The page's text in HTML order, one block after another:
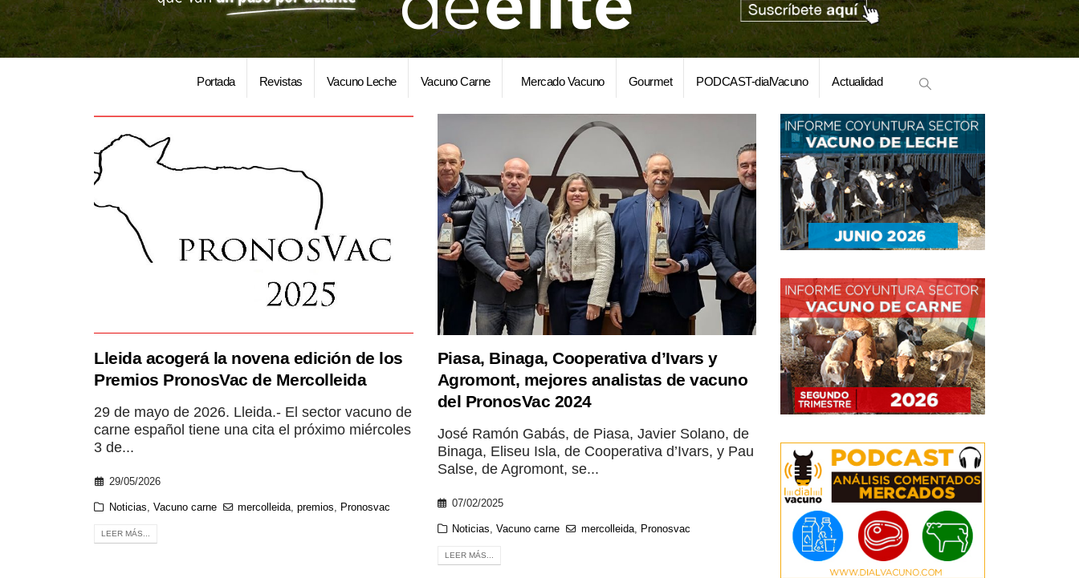
Portada Revistas Vacuno Leche Vacuno Carne Mercado Vacuno Gourmet PODCAST-dialVacuno Actualidad
Lleida acogerá la novena edición de los
Premios PronosVac de Mercolleida
29 de mayo de 2026. Lleida.- El sector vacuno de
carne español tiene una cita el próximo miércoles
3 de...
29/05/2026
Noticias, Vacuno carne mercolleida,premios, Pronosvac
LEER MÁS...
Piasa, Binaga, Cooperativa d’Ivars y
Agromont, mejores analistas de vacuno
del PronosVac 2024
José Ramón Gabás, de Piasa, Javier Solano, de
Binaga, Eliseu Isla, de Cooperativa d’Ivars, y Pau
Salse, de Agromont, se...
07/02/2025
Noticias,Vacuno carne mercolleida, Pronosvac
LEER MÁS...